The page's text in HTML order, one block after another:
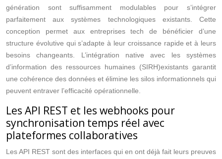
génération sont suffisamment modulables pour s’intégrer
parfaitement aux systèmes technologiques existants. Cette
conception permet aux entreprises tech de bénéficier d’une
structure évolutive qui s’adapte à leur croissance rapide et à leurs
besoins changeants. L’intégration native avec les systèmes
d’information des ressources humaines (SIRH)existants garantit
une cohérence des données et élimine les silos informationnels qui
peuvent entraver l’efficacité opérationnelle.
Les API REST et les webhooks pour
synchronisation temps réel avec
plateformes collaboratives
Les API REST sont des interfaces qui en ont déjà fait leurs preuves